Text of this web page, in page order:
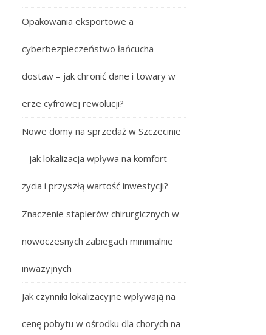
Opakowania eksportowe a
cyberbezpieczeństwo łańcucha
dostaw – jak chronić dane i towary w
erze cyfrowej rewolucji?
Nowe domy na sprzedaż w Szczecinie
– jak lokalizacja wpływa na komfort
życia i przyszłą wartość inwestycji?
Znaczenie staplerów chirurgicznych w
nowoczesnych zabiegach minimalnie
inwazyjnych
Jak czynniki lokalizacyjne wpływają na
cenę pobytu w ośrodku dla chorych na